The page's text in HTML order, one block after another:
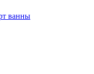
ванны